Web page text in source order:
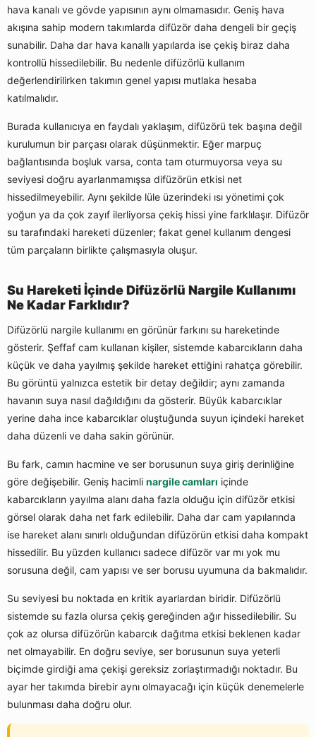
hava kanalı ve gövde yapısının aynı olmamasıdır. Geniş hava
akışına sahip modern takımlarda difüzör daha dengeli bir geçiş
sunabilir. Daha dar hava kanallı yapılarda ise çekiş biraz daha
kontrollü hissedilebilir. Bu nedenle difüzörlü kullanım
değerlendirilirken takımın genel yapısı mutlaka hesaba
katılmalıdır.
Burada kullanıcıya en faydalı yaklaşım, difüzörü tek başına değil
kurulumun bir parçası olarak düşünmektir. Eğer marpuç
bağlantısında boşluk varsa, conta tam oturmuyorsa veya su
seviyesi doğru ayarlanmamışsa difüzörün etkisi net
hissedilmeyebilir. Aynı şekilde lüle üzerindeki ısı yönetimi çok
yoğun ya da çok zayıf ilerliyorsa çekiş hissi yine farklılaşır. Difüzör
su tarafındaki hareketi düzenler; fakat genel kullanım dengesi
tüm parçaların birlikte çalışmasıyla oluşur.
Su Hareketi İçinde Difüzörlü Nargile Kullanımı
Ne Kadar Farklıdır?
Difüzörlü nargile kullanımı en görünür farkını su hareketinde
gösterir. Şeffaf cam kullanan kişiler, sistemde kabarcıkların daha
küçük ve daha yayılmış şekilde hareket ettiğini rahatça görebilir.
Bu görüntü yalnızca estetik bir detay değildir; aynı zamanda
havanın suya nasıl dağıldığını da gösterir. Büyük kabarcıklar
yerine daha ince kabarcıklar oluştuğunda suyun içindeki hareket
daha düzenli ve daha sakin görünür.
Bu fark, camın hacmine ve ser borusunun suya giriş derinliğine
göre değişebilir. Geniş hacimli nargile camları içinde
kabarcıkların yayılma alanı daha fazla olduğu için difüzör etkisi
görsel olarak daha net fark edilebilir. Daha dar cam yapılarında
ise hareket alanı sınırlı olduğundan difüzörün etkisi daha kompakt
hissedilir. Bu yüzden kullanıcı sadece difüzör var mı yok mu
sorusuna değil, cam yapısı ve ser borusu uyumuna da bakmalıdır.
Su seviyesi bu noktada en kritik ayarlardan biridir. Difüzörlü
sistemde su fazla olursa çekiş gereğinden ağır hissedilebilir. Su
çok az olursa difüzörün kabarcık dağıtma etkisi beklenen kadar
net olmayabilir. En doğru seviye, ser borusunun suya yeterli
biçimde girdiği ama çekişi gereksiz zorlaştırmadığı noktadır. Bu
ayar her takımda birebir aynı olmayacağı için küçük denemelerle
bulunması daha doğru olur.